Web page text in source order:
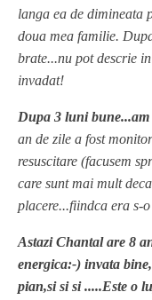
langa ea de dimineata
doua mea familie.
brate...nu pot descrie
invadat!
Dupa 3 luni bune...am
an de zile a fost
resuscitare (facusem
care sunt mai mult
placere...fiindca era s-
Astazi Chantal are 8
energica:-) invata
pian,si si si .....Este o